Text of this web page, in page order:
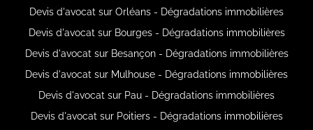
Devis d'avocat sur Orléans - Dégradations immobilières
Devis d'avocat sur Bourges - Dégradations immobilières
Devis d'avocat sur Besançon - Dégradations immobilières
Devis d'avocat sur Mulhouse - Dégradations immobilières
Devis d'avocat sur Pau - Dégradations immobilières
Devis d'avocat sur Poitiers - Dégradations immobilières